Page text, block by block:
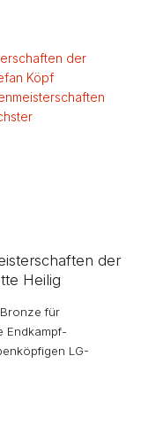
der
Köpf
der
Heilig
für
Endkampf-
LG-